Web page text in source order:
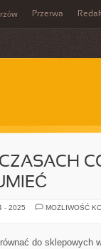
Przerwa
- 2025
MOŻLIWOŚĆ
do sklepowych